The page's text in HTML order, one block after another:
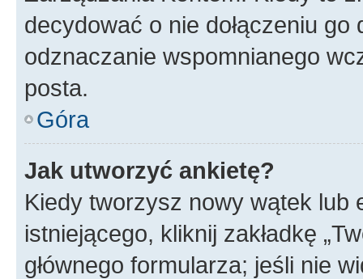
decydować o nie dołączeniu
odznaczanie wspomnianego
posta.
Góra
Jak utworzyć ankietę?
Kiedy tworzysz nowy wątek lub
istniejącego, kliknij zakładkę
głównego formularza; jeśli nie